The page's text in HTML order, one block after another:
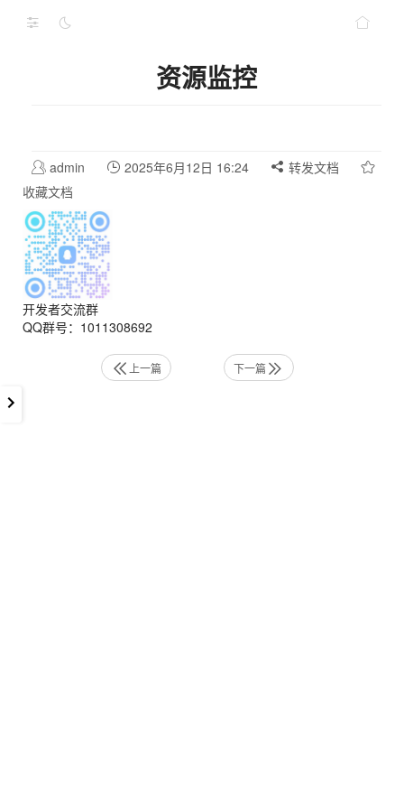
资源监控
admin 2025年6月12日 16:24
转发文档
收藏文档
开发者交流群
QQ群号：1011308692
上一篇 下一篇